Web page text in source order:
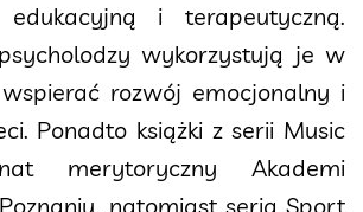
i terapeutyczną.
wykorzystują je w
rozwój emocjonalny i
Ponadto książki z serii Music
merytoryczny Akademi
natomiast seria Sport